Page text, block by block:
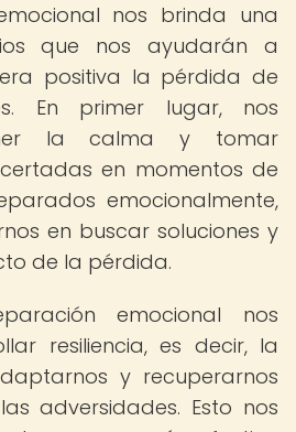
nos brinda una
que nos ayudarán a
positiva la pérdida de
En primer lugar, nos
la calma y tomar
en momentos de
emocionalmente,
en buscar soluciones y
de la pérdida.
emocional nos
resiliencia, es decir, la
y recuperarnos
adversidades. Esto nos